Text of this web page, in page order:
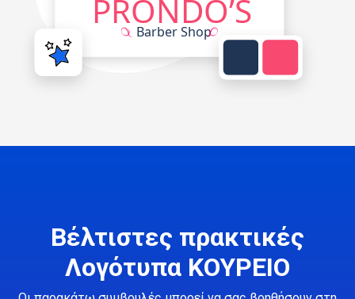
Βέλτιστες πρακτικές
Λογότυπα ΚΟΥΡΕΙΟ